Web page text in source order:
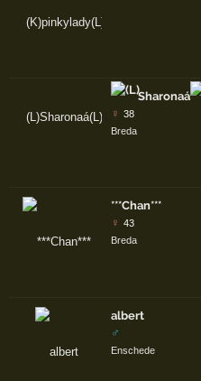
Sharonaá
♀ 38
Breda
***Chan***
♀ 43
Breda
albert
♂
Enschede